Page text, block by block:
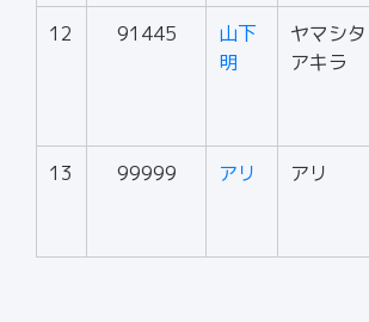
12 91445
山下
明
ヤマシタ
アキラ
13 99999 アリ アリ